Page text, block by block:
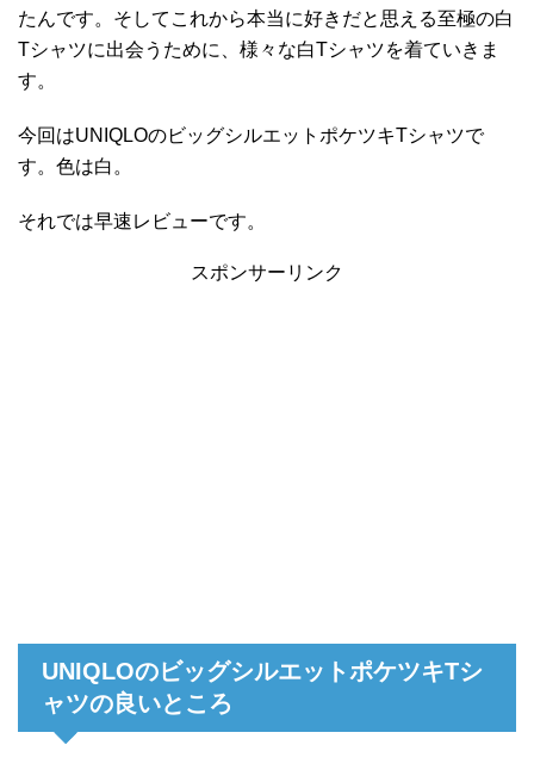
たんです。そしてこれから本当に好きだと思える至極の白
Tシャツに出会うために、様々な白Tシャツを着ていきま
す。
今回はUNIQLOのビッグシルエットポケツキTシャツで
す。色は白。
それでは早速レビューです。
スポンサーリンク
UNIQLOのビッグシルエットポケツキTシ
ャツの良いところ